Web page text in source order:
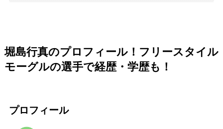
堀島行真のプロフィール！フリースタイル
モーグルの選手で経歴・学歴も！
プロフィール